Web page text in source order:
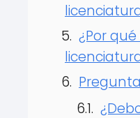
¿Por